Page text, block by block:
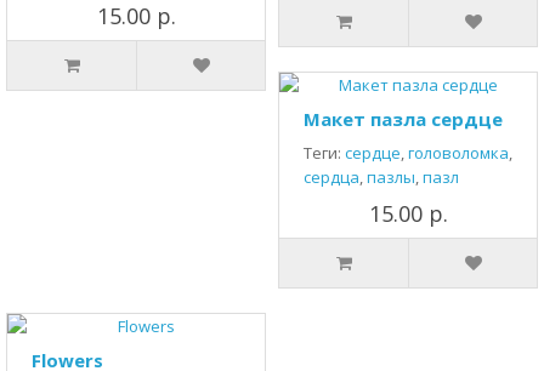
15.00 р.
Макет пазла сердце
Теги: сердце,головоломка,
сердца,пазлы,пазл
15.00 р.
Flowers